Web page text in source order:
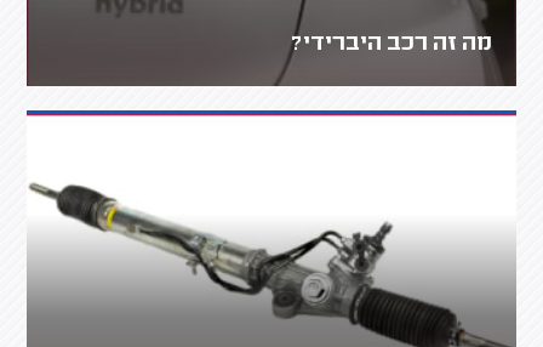
מה זה רכב היברידי?